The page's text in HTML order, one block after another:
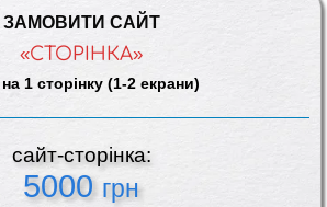
ЗАМОВИТИ САЙТ
«СТОРІНКА»
1 сторінку (1-2 екрани)
сайт-сторінка:
5000 грн